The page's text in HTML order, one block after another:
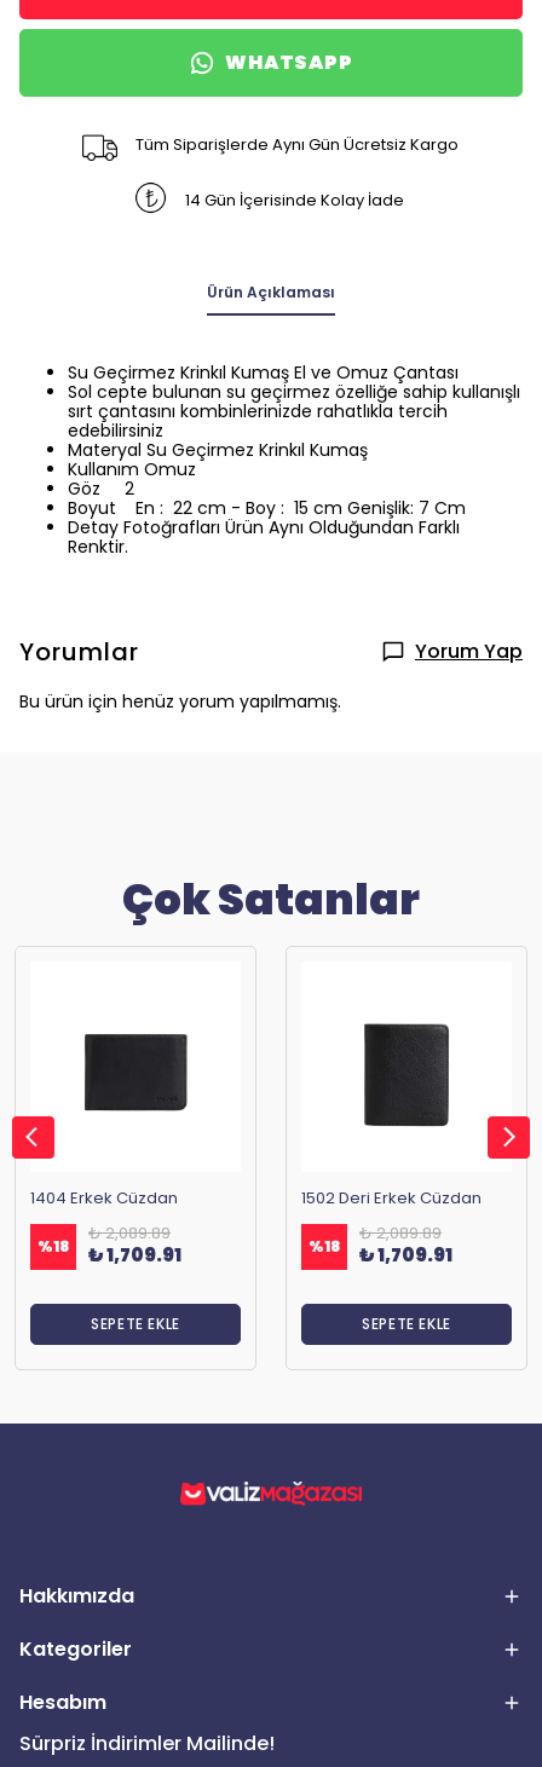
WHATSAPP
Tüm Siparişlerde Aynı Gün Ücretsiz Kargo
14 Gün İçerisinde Kolay İade
Ürün Açıklaması
Su Geçirmez Krinkıl Kumaş El ve Omuz Çantası
Sol cepte bulunan su geçirmez özelliğe sahip kullanışlı
sırt çantasını kombinlerinizde rahatlıkla tercih
edebilirsiniz
Materyal Su Geçirmez Krinkıl Kumaş
Kullanım Omuz
Göz 2
Boyut En : 22 cm - Boy : 15 cm Genişlik: 7 Cm
Detay Fotoğrafları Ürün Aynı Olduğundan Farklı
Renktir.
Yorumlar Yorum Yap
Bu ürün için henüz yorum yapılmamış.
Çok Satanlar
1404 Erkek Cüzdan
%18
₺ 2,089.89
₺ 1,709.91
SEPETE EKLE
1502 Deri Erkek Cüzdan
%18
₺ 2,089.89
₺ 1,709.91
SEPETE EKLE
Hakkımızda
Kategoriler
Hesabım
Sürpriz İndirimler Mailinde!